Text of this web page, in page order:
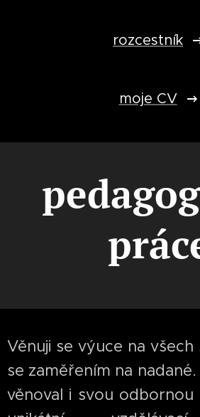
rozcestník
moje CV
Věnuji se výuce na
se zaměřením na
věnoval i svou odbornou